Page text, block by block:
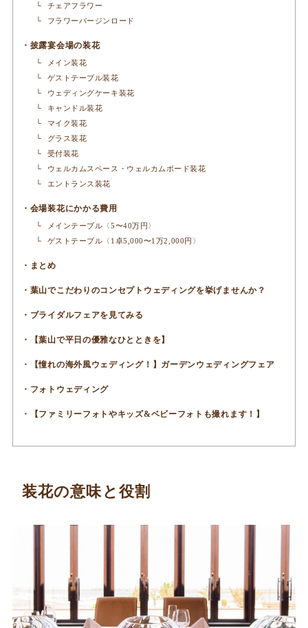
チェアフラワー
フラワーバージンロード
披露宴会場の装花
メイン装花
ゲストテーブル装花
ウェディングケーキ装花
キャンドル装花
マイク装花
グラス装花
受付装花
ウェルカムスペース・ウェルカムボード装花
エントランス装花
会場装花にかかる費用
メインテーブル〈5〜40万円〉
ゲストテーブル〈1卓5,000〜1万2,000円〉
まとめ
葉山でこだわりのコンセプトウェディングを挙げませんか？
ブライダルフェアを見てみる
【葉山で平日の優雅なひとときを】
【憧れの海外風ウェディング！】ガーデンウェディングフェア
フォトウェディング
【ファミリーフォトやキッズ&ベビーフォトも撮れます！】
装花の意味と役割